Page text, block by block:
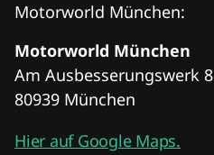
Motorworld München:
Motorworld München
Am Ausbesserungswerk 8
80939 München
Hier auf Google Maps.